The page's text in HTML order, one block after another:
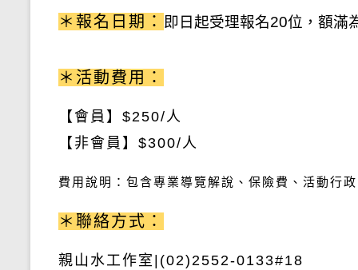
＊報名日期： 即日起受理報名20位，額滿
＊活動費用：
【會員】 $250/ 人
【非會員】 $300/ 人
費用說明：包含專業導覽解說、保險費 、活動行
＊聯絡方式：
親山水工作室 |(02)2552-0133#18